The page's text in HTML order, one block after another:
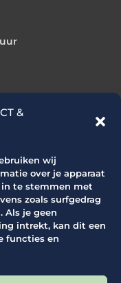
&
wij
over je apparaat
in te stemmen met
zoals surfgedrag
Als je geen
intrekt, kan dit een
functies en